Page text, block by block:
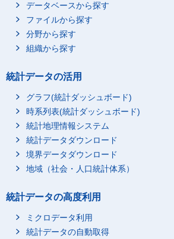
データベースから探す
ファイルから探す
分野から探す
組織から探す
統計データの活用
グラフ(統計ダッシュボード)
時系列表(統計ダッシュボード)
統計地理情報システム
統計データダウンロード
境界データダウンロード
地域（社会・人口統計体系）
統計データの高度利用
ミクロデータ利用
統計データの自動取得